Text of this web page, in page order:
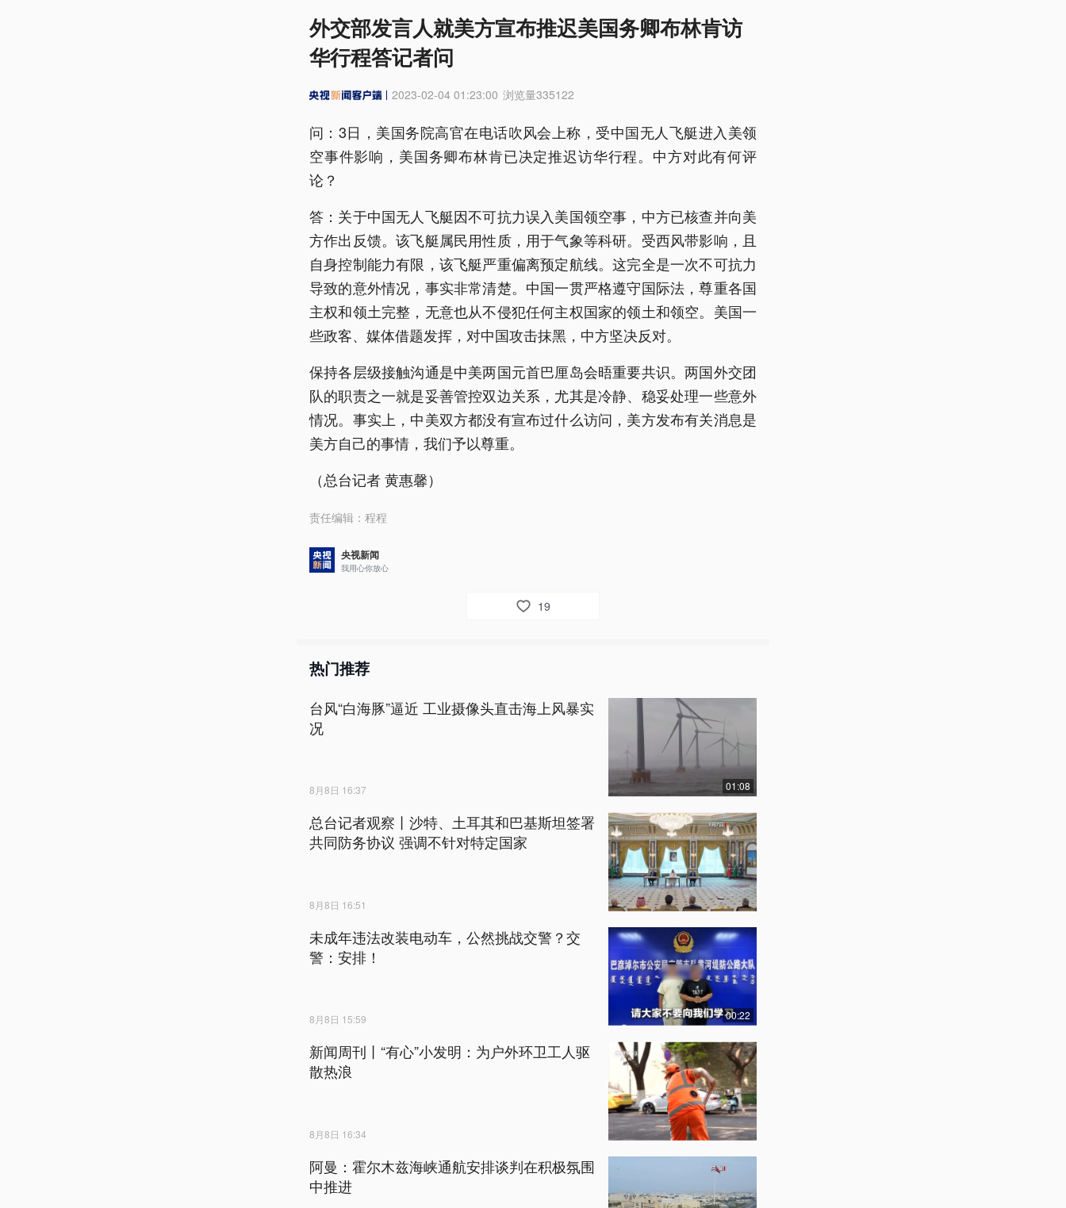
外交部发言人就美方宣布推迟美国务卿布林肯访
华行程答记者问
2023-02-04 01:23:00 浏览量335122
问：3日，美国务院高官在电话吹风会上称，受中国无人飞艇进入美领
空事件影响，美国务卿布林肯已决定推迟访华行程。中方对此有何评
论？
答：关于中国无人飞艇因不可抗力误入美国领空事，中方已核查并向美
方作出反馈。该飞艇属民用性质，用于气象等科研。受西风带影响，且
自身控制能力有限，该飞艇严重偏离预定航线。这完全是一次不可抗力
导致的意外情况，事实非常清楚。中国一贯严格遵守国际法，尊重各国
主权和领土完整，无意也从不侵犯任何主权国家的领土和领空。美国一
些政客、媒体借题发挥，对中国攻击抹黑，中方坚决反对。
保持各层级接触沟通是中美两国元首巴厘岛会晤重要共识。两国外交团
队的职责之一就是妥善管控双边关系，尤其是冷静、稳妥处理一些意外
情况。事实上，中美双方都没有宣布过什么访问，美方发布有关消息是
美方自己的事情，我们予以尊重。
（总台记者 黄惠馨）
责任编辑： 程程
央视新闻
我用心你放心
19
热门推荐
台风“白海豚”逼近 工业摄像头直击海上风暴实
况
8月8日 16:37 01:08
总台记者观察丨沙特、土耳其和巴基斯坦签署
共同防务协议 强调不针对特定国家
8月8日 16:51
未成年违法改装电动车，公然挑战交警？交
警：安排！
8月8日 15:59 00:22
新闻周刊丨“有心”小发明：为户外环卫工人驱
散热浪
8月8日 16:34
阿曼：霍尔木兹海峡通航安排谈判在积极氛围
中推进